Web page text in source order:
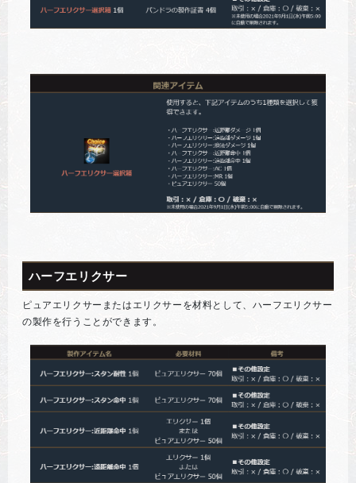
ハーフエリクサー
ピュアエリクサーまたはエリクサーを材料として、ハーフエリクサー
の製作を行うことができます。